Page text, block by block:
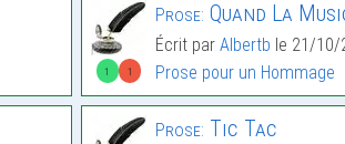
1 1
Prose: Quand La
Écrit par Albertb le 21/10/
Prose pour un Hommage
Prose: Tic Tac